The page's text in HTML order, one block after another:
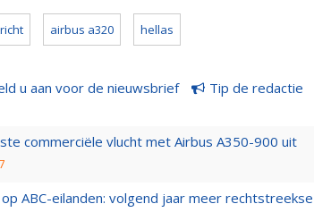
airbus a320 hellas
u aan voor de nieuwsbrief Tip de redactie
commerciële vlucht met Airbus A350-900 uit
ABC-eilanden: volgend jaar meer